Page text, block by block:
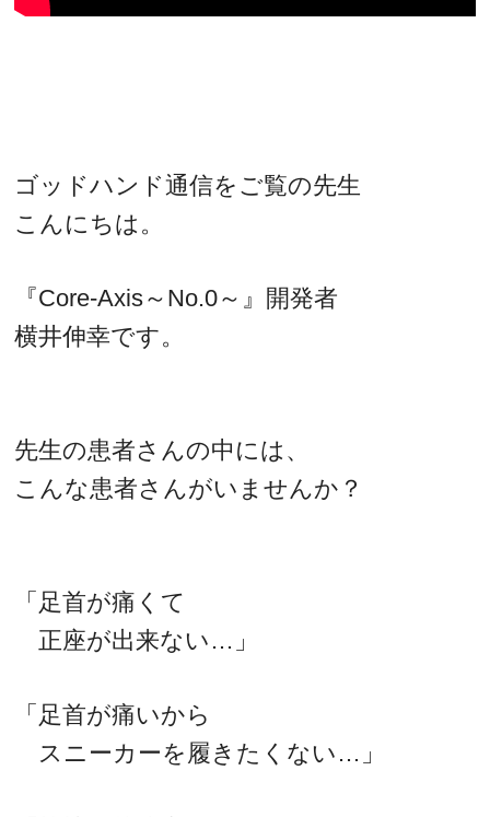
ゴッドハンド通信をご覧の先生
こんにちは。
『Core-Axis～No.0～』開発者
横井伸幸です。
先生の患者さんの中には、
こんな患者さんがいませんか？
「足首が痛くて
正座が出来ない…」
「足首が痛いから
スニーカーを履きたくない…」